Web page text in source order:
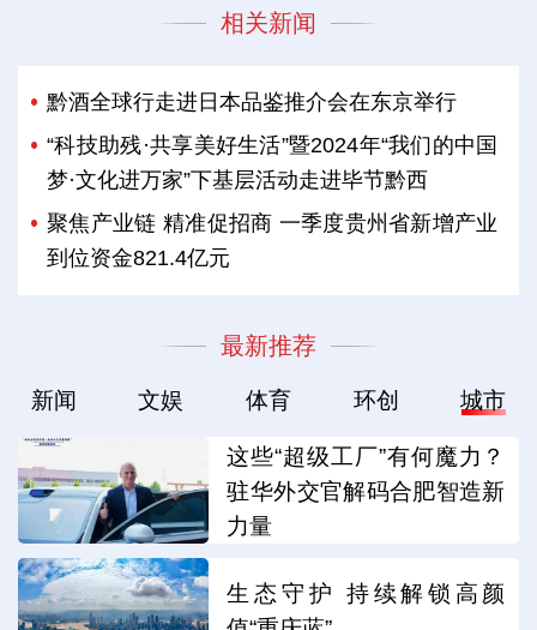
相关新闻
黔酒全球行走进日本品鉴推介会在东京举行
“科技助残·共享美好生活”暨2024年“我们的中国
梦·文化进万家”下基层活动走进毕节黔西
聚焦产业链 精准促招商 一季度贵州省新增产业
到位资金821.4亿元
最新推荐
新闻 文娱 体育 环创 城市
这些“超级工厂”有何魔力？
驻华外交官解码合肥智造新
力量
生态守护 持续解锁高颜